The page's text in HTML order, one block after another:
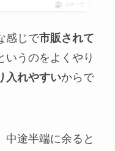
ポチップ
感じで市販されて
いうのをよくやり
入れやすいからで
中途半端に余ると